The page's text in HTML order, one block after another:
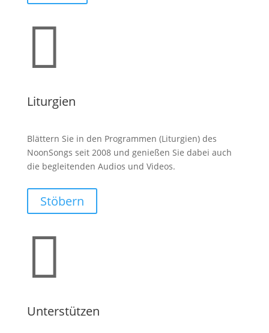

Liturgien
Blättern Sie in den Programmen (Liturgien) des
NoonSongs seit 2008 und genießen Sie dabei auch
die begleitenden Audios und Videos.
Stöbern

Unterstützen